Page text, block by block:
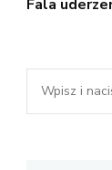
Fala
Szukasz
czegoś?